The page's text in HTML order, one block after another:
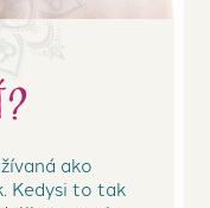
ako
Kedysi to tak